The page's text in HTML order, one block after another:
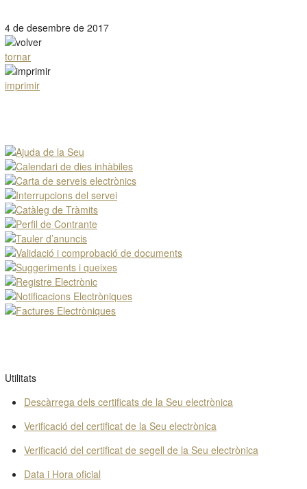
4 de desembre de 2017
tornar
imprimir
Utilitats
Descàrrega dels certificats de la Seu electrònica
Verificació del certificat de la Seu electrònica
Verificació del certificat de segell de la Seu electrònica
Data i Hora oficial